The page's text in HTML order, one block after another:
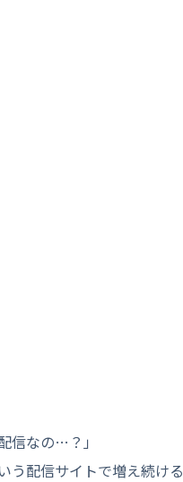
信なの…？」
う配信サイトで増え続ける